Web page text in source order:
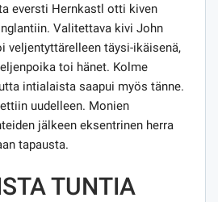
eversti Hernkastl otti kiven
Valitettava kivi John
veljentyttärelleen täysi-ikäisenä,
toi hänet. Kolme
intialaista saapui myös tänne.
uudelleen. Monien
jälkeen eksentrinen herra
tapausta.
TUNTIA